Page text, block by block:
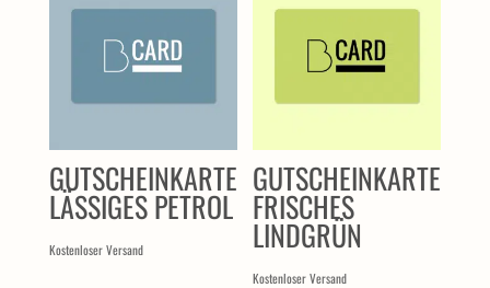
GUTSCHEINKARTE
LÄSSIGES PETROL
Kostenloser Versand
GUTSCHEINKARTE
FRISCHES
LINDGRÜN
Kostenloser Versand